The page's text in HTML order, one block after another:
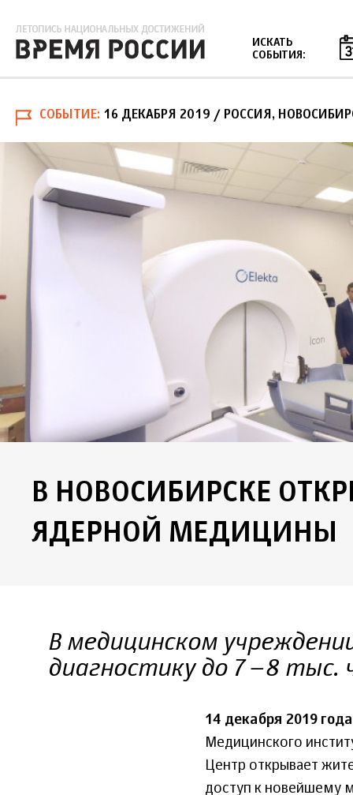
ИСКАТЬ
СОБЫТИЯ:
СОБЫТИЕ 16 ДЕКАБРЯ 2019 / РОССИЯ,
В НОВОСИБИРСКЕ
ЯДЕРНОЙ МЕДИЦИНЫ
В медицинском
диагностику до 7–8 тыс.
14 декабря 2019 года
Медицинского
Центр открывает
доступ к новейшему